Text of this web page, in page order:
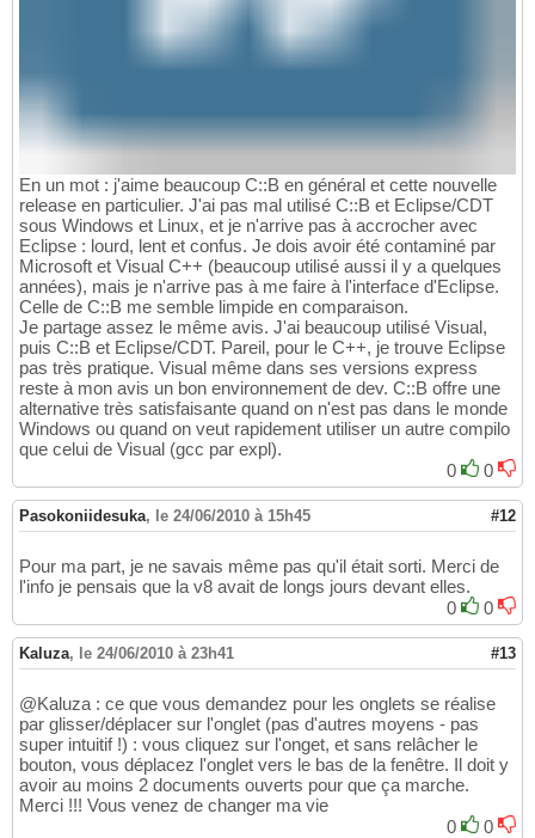
En un mot : j'aime beaucoup C::B en général et cette nouvelle
release en particulier. J'ai pas mal utilisé C::B et Eclipse/CDT
sous Windows et Linux, et je n'arrive pas à accrocher avec
Eclipse : lourd, lent et confus. Je dois avoir été contaminé par
Microsoft et Visual C++ (beaucoup utilisé aussi il y a quelques
années), mais je n'arrive pas à me faire à l'interface d'Eclipse.
Celle de C::B me semble limpide en comparaison.
Je partage assez le même avis. J'ai beaucoup utilisé Visual,
puis C::B et Eclipse/CDT. Pareil, pour le C++, je trouve Eclipse
pas très pratique. Visual même dans ses versions express
reste à mon avis un bon environnement de dev. C::B offre une
alternative très satisfaisante quand on n'est pas dans le monde
Windows ou quand on veut rapidement utiliser un autre compilo
que celui de Visual (gcc par expl).
0
0
Pasokoniidesuka, le 24/06/2010 à 15h45 #12
Pour ma part, je ne savais même pas qu'il était sorti. Merci de
l'info je pensais que la v8 avait de longs jours devant elles.
0
0
Kaluza, le 24/06/2010 à 23h41 #13
@Kaluza : ce que vous demandez pour les onglets se réalise
par glisser/déplacer sur l'onglet (pas d'autres moyens - pas
super intuitif !) : vous cliquez sur l'onget, et sans relâcher le
bouton, vous déplacez l'onglet vers le bas de la fenêtre. Il doit y
avoir au moins 2 documents ouverts pour que ça marche.
Merci !!! Vous venez de changer ma vie
0
0